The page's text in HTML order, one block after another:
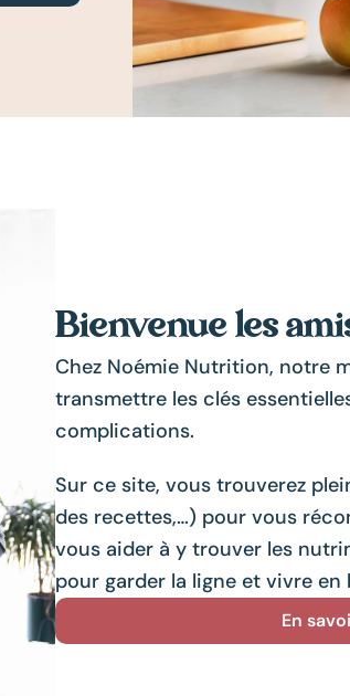
Bienvenue les
Chez Noémie Nutrition, notre
transmettre les clés
complications.
Sur ce site, vous trouverez
des recettes,…) pour vous
vous aider à y trouver les
pour garder la ligne et vivre en
En